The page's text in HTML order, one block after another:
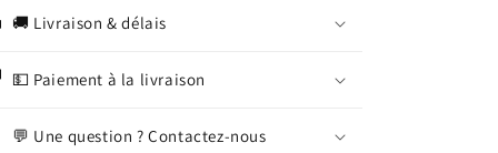
🚚 Livraison & délais
💵 Paiement à la livraison
💬 Une question ? Contactez-nous